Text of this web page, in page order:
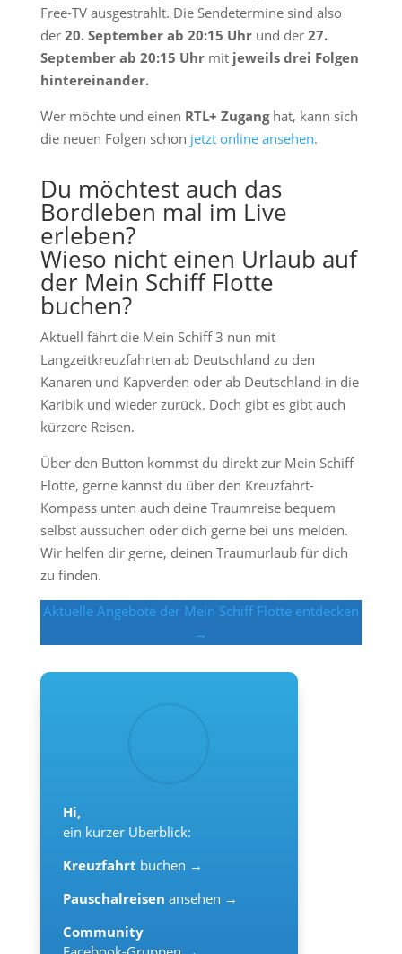
Free-TV ausgestrahlt. Die Sendetermine sind also
der 20. September ab 20:15 Uhr und der 27.
September ab 20:15 Uhrmit jeweils drei Folgen
hintereinander.
Wer möchte und einen RTL+ Zuganghat, kann sich
die neuen Folgen schon jetzt online ansehen.
Du möchtest auch das
Bordleben mal im Live
erleben?
Wieso nicht einen Urlaub auf
der Mein Schiff Flotte
buchen?
Aktuell fährt die Mein Schiff 3 nun mit
Langzeitkreuzfahrten ab Deutschland zu den
Kanaren und Kapverden oder ab Deutschland in die
Karibik und wieder zurück. Doch gibt es gibt auch
kürzere Reisen.
Über den Button kommst du direkt zur Mein Schiff
Flotte, gerne kannst du über den Kreuzfahrt-
Kompass unten auch deine Traumreise bequem
selbst aussuchen oder dich gerne bei uns melden.
Wir helfen dir gerne, deinen Traumurlaub für dich
zu finden.
Aktuelle Angebote der Mein Schiff Flotte entdecken
→
Hi,
ein kurzer Überblick:
Kreuzfahrt buchen →
Pauschalreisen ansehen →
Community